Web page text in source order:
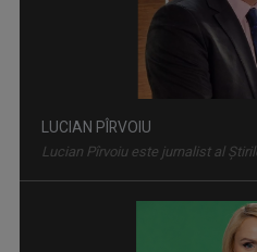
Cu ajutorul lor, viaţa triufă.
povestea vieţii” ...
LUCIAN PÎRVOIU
Lucian Pîrvoiu este jurnalist al